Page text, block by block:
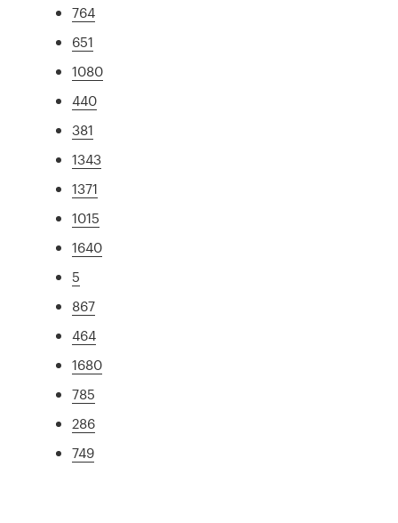
764
651
1080
440
381
1343
1371
1015
1640
5
867
464
1680
785
286
749